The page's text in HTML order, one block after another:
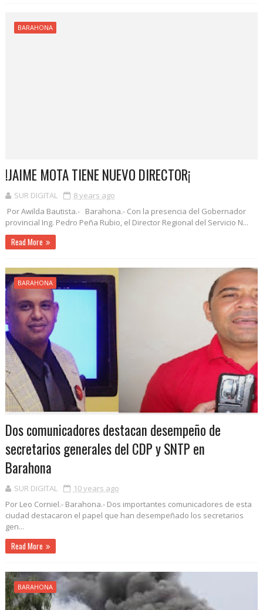
BARAHONA
!JAIME MOTA TIENE NUEVO DIRECTOR¡
SUR DIGITAL
8 years ago
Por Awilda Bautista.- Barahona.- Con la presencia del Gobernador
provincial Ing. Pedro Peña Rubio, el Director Regional del Servicio N...
Read More
BARAHONA
Dos comunicadores destacan desempeño de
secretarios generales del CDP y SNTP en
Barahona
SUR DIGITAL
10 years ago
Por Leo Corniel.- Barahona.- Dos importantes comunicadores de esta
ciudad destacaron el papel que han desempeñado los secretarios
gen...
Read More
BARAHONA